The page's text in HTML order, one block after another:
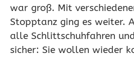
war groß. Mit
Stopptanz ging es weiter.
alle Schlittschuhfahren
sicher: Sie wollen wieder